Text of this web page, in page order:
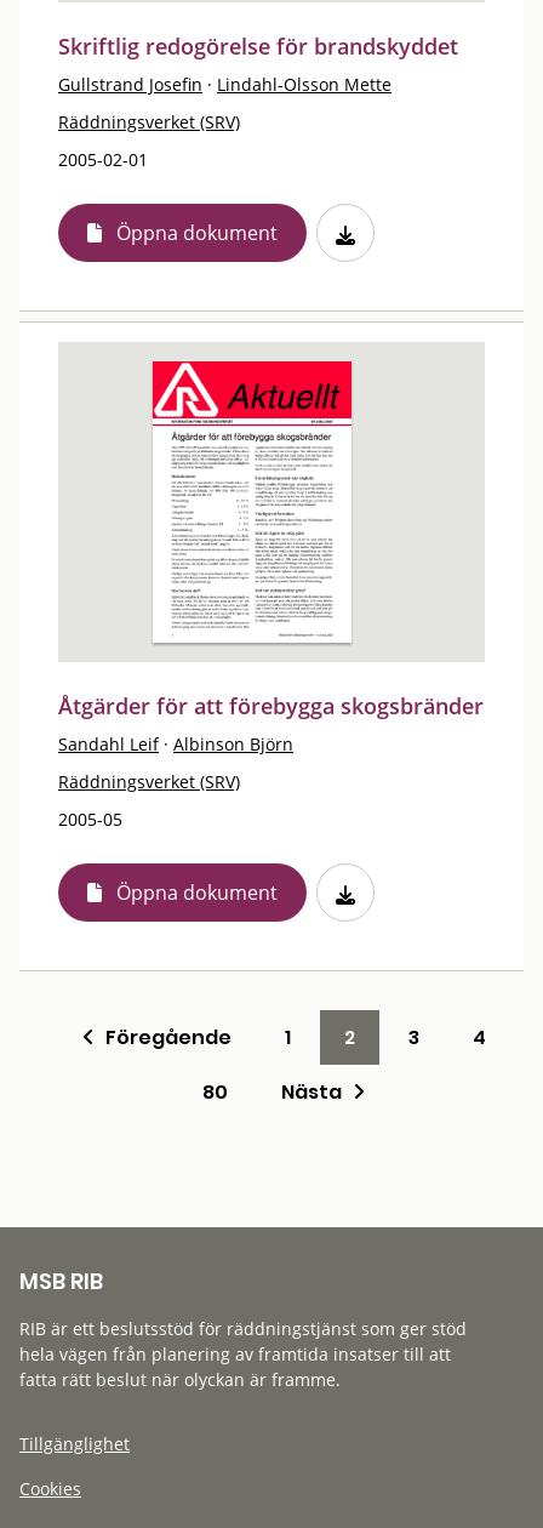
Skriftlig redogörelse för brandskyddet
Gullstrand Josefin · Lindahl-Olsson Mette
Räddningsverket (SRV)
2005-02-01
Öppna dokument
Åtgärder för att förebygga skogsbränder
Sandahl Leif · Albinson Björn
Räddningsverket (SRV)
2005-05
Öppna dokument
Föregående 1 2 3
4
80
Nästa
MSB RIB
RIB är ett beslutsstöd för räddningstjänst som ger stöd
hela vägen från planering av framtida insatser till att
fatta rätt beslut när olyckan är framme.
Tillgänglighet
Cookies